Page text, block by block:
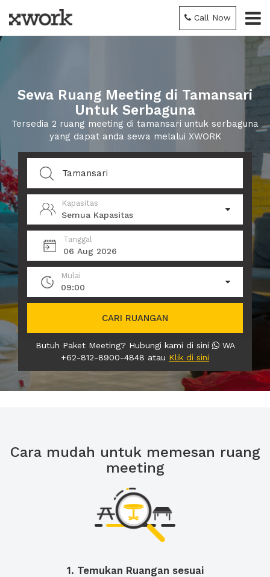
Call Now
Sewa Ruang Meeting di Tamansari
Untuk Serbaguna
Tersedia 2 ruang meeting di tamansari untuk serbaguna
yang dapat anda sewa melalui XWORK
Kapasitas
Semua Kapasitas
Tanggal
06 Aug 2026
Mulai
09:00
CARI RUANGAN
Butuh Paket Meeting? Hubungi kami di sini
WA
+62-812-8900-4848 atau Klik di sini
Cara mudah untuk memesan ruang
meeting
1. Temukan Ruangan sesuai